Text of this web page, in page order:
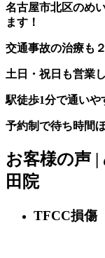
名古屋市北区のめ
ます！
交通事故の治療も
土日・祝日も営業
駅徒歩1分で通い
予約制で待ち時間
お客様の声
田院
TFCC損傷